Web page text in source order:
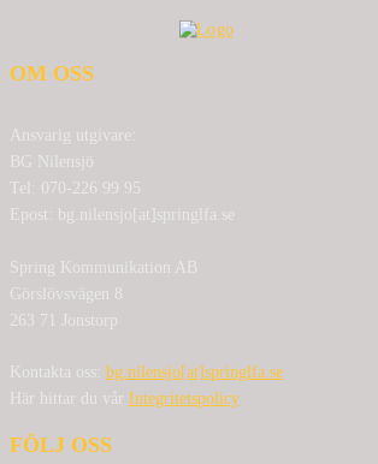
OM OSS
Ansvarig utgivare:
BG Nilensjö
Tel: 070-226 99 95
Epost: bg.nilensjo[at]springlfa.se
Spring Kommunikation AB
Görslövsvägen 8
263 71 Jonstorp
Kontakta oss: bg.nilensjo[at]springlfa.se
Här hittar du vår Integritetspolicy
FÖLJ OSS